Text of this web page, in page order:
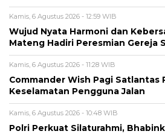
Kamis, 6 Agustus 2026 - 12:59 WIB
Wujud Nyata Harmoni dan
Mateng Hadiri Peresmian Gereja
Kamis, 6 Agustus 2026 - 11:28 WIB
Commander Wish Pagi Satlantas
Keselamatan Pengguna Jalan
Kamis, 6 Agustus 2026 - 10:48 WIB
Polri Perkuat Silaturahmi,